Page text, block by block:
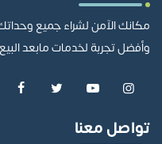
مكانك الآمن لشراء جميع وحداتك
وأفضل تجربة لخدمات مابعد
تواصل معنا